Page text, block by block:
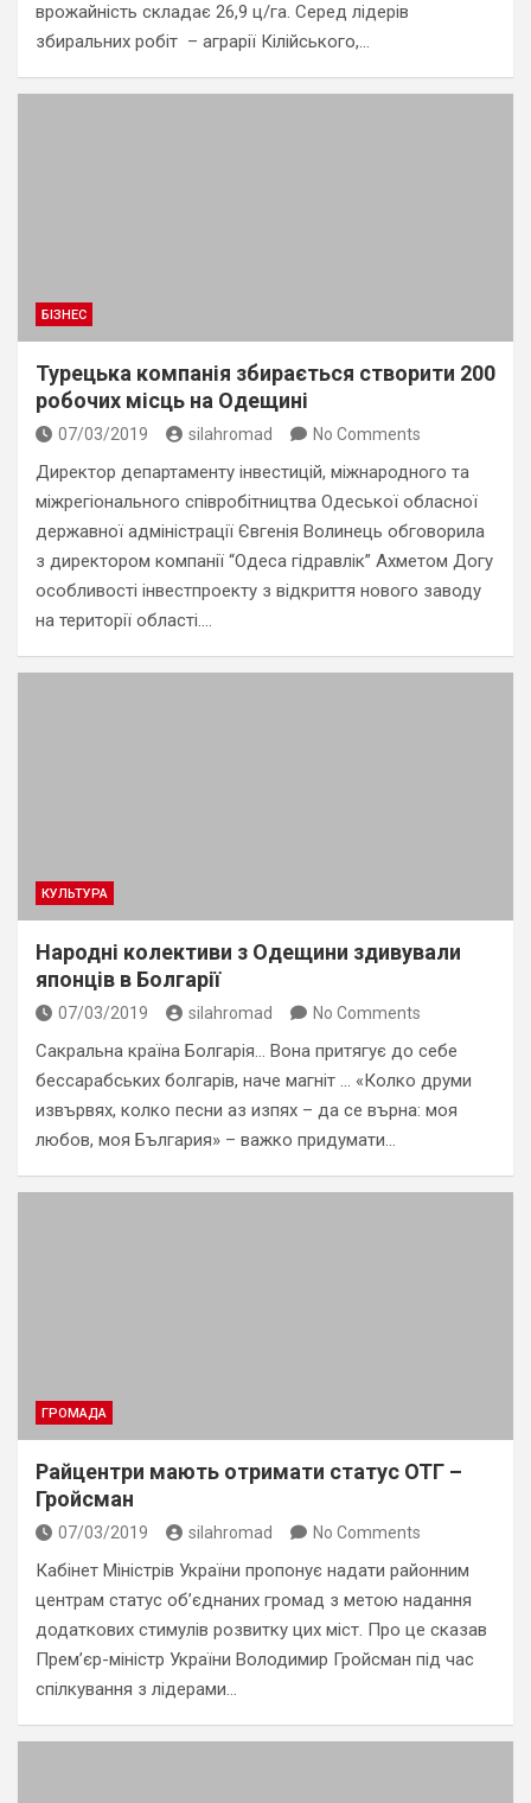
врожайність складає 26,9 ц/га. Серед лідерів
збиральних робіт – аграрії Кілійського,…
БІЗНЕС
Турецька компанія збирається створити 200
робочих місць на Одещині
07/03/2019 silahromad No Comments
Директор департаменту інвестицій, міжнародного та
міжрегіонального співробітництва Одеської обласної
державної адміністрації Євгенія Волинець обговорила
з директором компанії “Одеса гідравлік” Ахметом Догу
особливості інвестпроекту з відкриття нового заводу
на території області.…
КУЛЬТУРА
Народні колективи з Одещини здивували
японців в Болгарії
07/03/2019 silahromad No Comments
Сакральна країна Болгарія… Вона притягує до себе
бессарабських болгарів, наче магніт … «Колко друми
извървях, колко песни аз изпях – да се върна: моя
любов, моя България» – важко придумати…
ГРОМАДА
Райцентри мають отримати статус ОТГ –
Гройсман
07/03/2019 silahromad No Comments
Кабінет Міністрів України пропонує надати районним
центрам статус об’єднаних громад з метою надання
додаткових стимулів розвитку цих міст. Про це сказав
Прем’єр-міністр України Володимир Гройсман під час
спілкування з лідерами…